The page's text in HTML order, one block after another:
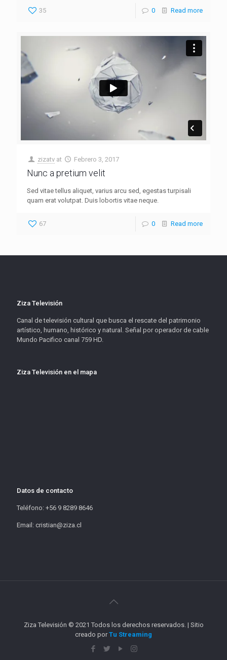
35 0 Read more
zizatv at Febrero 3, 2017
Nunc a pretium velit
Sed vitae tellus aliquet, varius arcu sed, egestas turpisali
quam erat volutpat. Duis lobortis vitae neque.
67 0 Read more
Ziza Televisión
Canal de televisión cultural que busca el rescate del patrimonio
artístico, humano, histórico y natural. Señal por operador de cable
Mundo Pacifico canal 759 HD.
Ziza Televisión en el mapa
Datos de contacto
Teléfono: +56 9 8289 8646
Email: cristian@ziza.cl
Ziza Televisión © 2021 Todos los derechos reservados. | Sitio
creado porTu Streaming